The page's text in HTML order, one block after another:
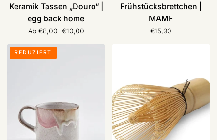
Keramik Tassen „Douro“ |
egg back home
Ab €8,00 Normaler Preis
€10,00
Frühstücksbrettchen |
MAMF
€15,90
Keramik
Tasse
egg
REDUZIERT
aus
weißem
Bambus
|
matchapassion